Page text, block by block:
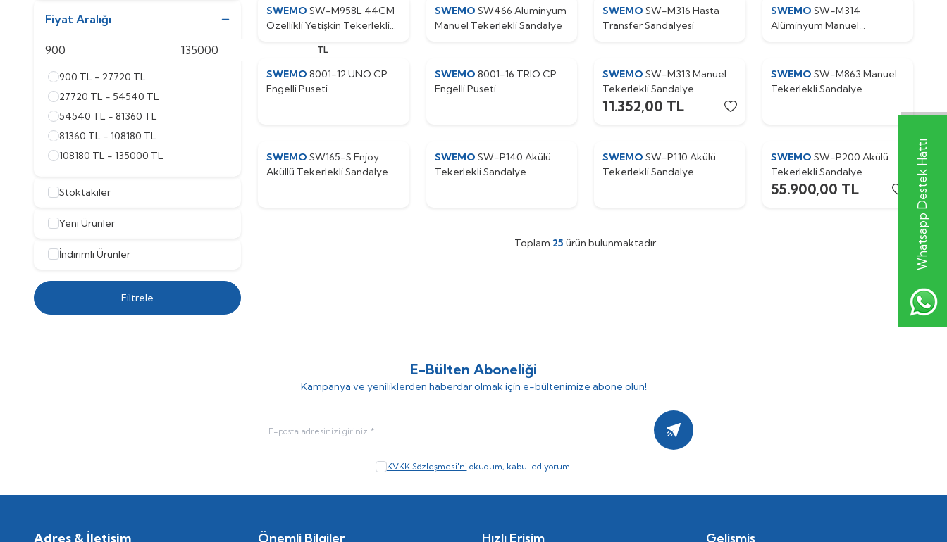
Whatsapp Destek Hattı
Fiyat Aralığı
TL
900 TL - 27720 TL
27720 TL - 54540 TL
54540 TL - 81360 TL
81360 TL - 108180 TL
108180 TL - 135000 TL
Stoktakiler
Yeni Ürünler
İndirimli Ürünler
Filtrele
SWEMO SW-M958L 44CM
Özellikli Yetişkin Tekerlekli
Özelliği Yoktur )
SWEMO SW466 Aluminyum
Manuel Tekerlekli Sandalye
SWEMO SW-M316 Hasta
Transfer Sandalyesi
SWEMO SW-M314
Alüminyum Manuel
SWEMO 8001-12 UNO CP
Engelli Puseti
SWEMO 8001-16 TRIO CP
Engelli Puseti
SWEMO SW-M313 Manuel
Tekerlekli Sandalye
11.352,00 TL
SWEMO SW-M863 Manuel
Tekerlekli Sandalye
SWEMO SW165-S Enjoy
Aküllü Tekerlekli Sandalye
SWEMO SW-P140 Akülü
Tekerlekli Sandalye
SWEMO SW-P110 Akülü
Tekerlekli Sandalye
SWEMO SW-P200 Akülü
Tekerlekli Sandalye
55.900,00 TL
Toplam 25 ürün bulunmaktadır.
E-Bülten Aboneliği
Kampanya ve yeniliklerden haberdar olmak için e-bültenimize abone olun!
Kayıt Ol
KVKK Sözleşmesi'ni okudum, kabul ediyorum.
Adres & İletişim Önemli Bilgiler Hızlı Erişim Gelişmiş